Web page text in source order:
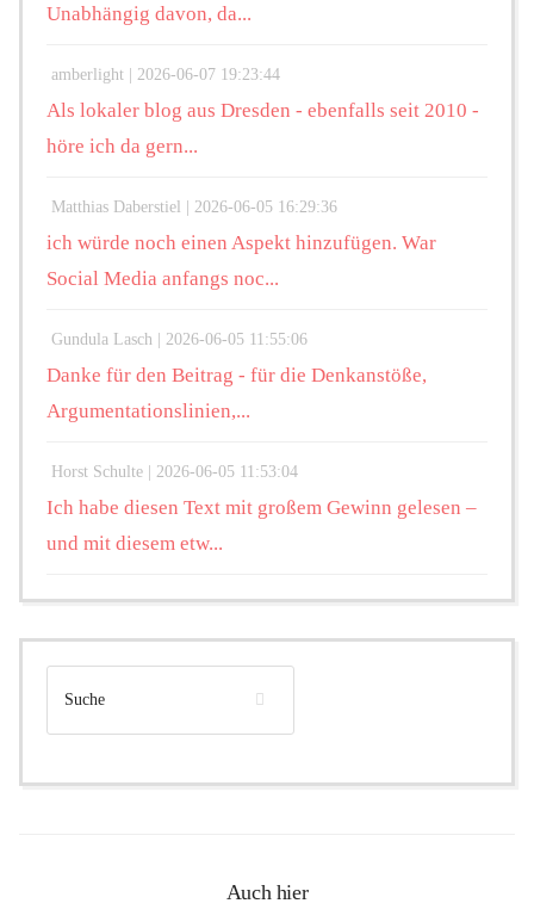
Unabhängig davon, da...
amberlight | 2026-06-07 19:23:44
Als lokaler blog aus Dresden - ebenfalls seit 2010 -
höre ich da gern...
Matthias Daberstiel | 2026-06-05 16:29:36
ich würde noch einen Aspekt hinzufügen. War
Social Media anfangs noc...
Gundula Lasch | 2026-06-05 11:55:06
Danke für den Beitrag - für die Denkanstöße,
Argumentationslinien,...
Horst Schulte | 2026-06-05 11:53:04
Ich habe diesen Text mit großem Gewinn gelesen –
und mit diesem etw...
Auch hier